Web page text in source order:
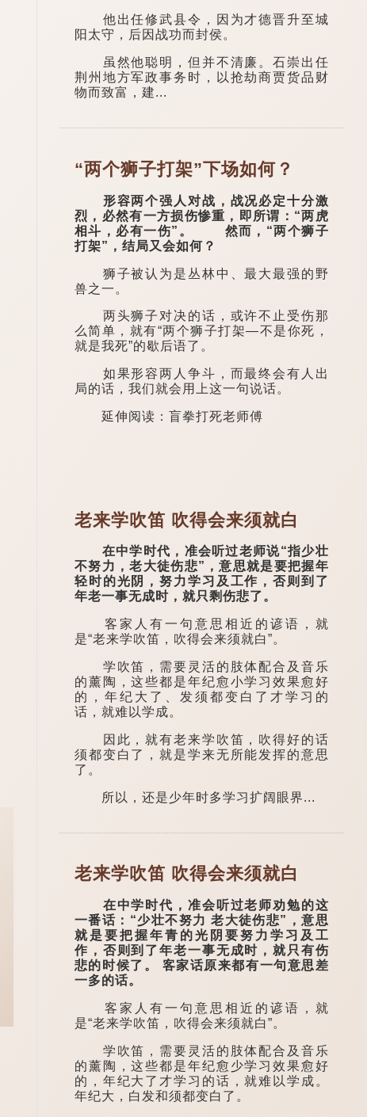
他出任修武县令，因为才德晋升至城
阳太守，后因战功而封侯。
虽然他聪明，但并不清廉。石崇出任
荆州地方军政事务时，以抢劫商贾货品财
物而致富，建...
“两个狮子打架”下场如何？
形容两个强人对战，战况必定十分激
烈，必然有一方损伤惨重，即所谓：“两虎
相斗，必有一伤”。 然而，“两个狮子
打架”，结局又会如何？
狮子被认为是丛林中、最大最强的野
兽之一。
两头狮子对决的话，或许不止受伤那
么简单，就有“两个狮子打架—不是你死，
就是我死”的歇后语了。
如果形容两人争斗，而最终会有人出
局的话，我们就会用上这一句说话。
延伸阅读：盲拳打死老师傅
老来学吹笛 吹得会来须就白
在中学时代，准会听过老师说“指少壮
不努力，老大徒伤悲”，意思就是要把握年
轻时的光阴，努力学习及工作，否则到了
年老一事无成时，就只剩伤悲了。
客家人有一句意思相近的谚语，就
是“老来学吹笛，吹得会来须就白”。
学吹笛，需要灵活的肢体配合及音乐
的薰陶，这些都是年纪愈小学习效果愈好
的，年纪大了、发须都变白了才学习的
话，就难以学成。
因此，就有老来学吹笛，吹得好的话
须都变白了，就是学来无所能发挥的意思
了。
所以，还是少年时多学习扩阔眼界...
老来学吹笛 吹得会来须就白
在中学时代，准会听过老师劝勉的这
一番话：“少壮不努力 老大徒伤悲”，意思
就是要把握年青的光阴要努力学习及工
作，否则到了年老一事无成时，就只有伤
悲的时候了。 客家话原来都有一句意思差
一多的话。
客家人有一句意思相近的谚语，就
是“老来学吹笛，吹得会来须就白”。
学吹笛，需要灵活的肢体配合及音乐
的薰陶，这些都是年纪愈少学习效果愈好
的，年纪大了才学习的话，就难以学成。
年纪大，白发和须都变白了。